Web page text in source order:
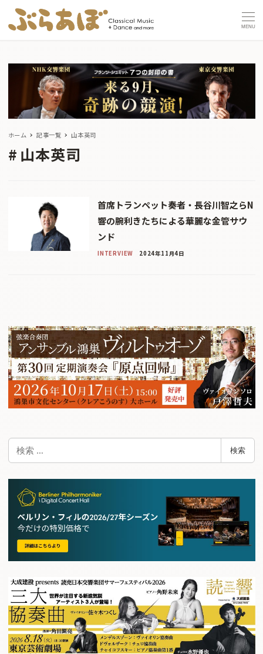
MENU
ホーム 記事一覧 山本英司
山本英司
首席トランペット奏者・長谷川智之らN
響の腕利きたちによる華麗な金管サウ
ンド
INTERVIEW 2024年11月4日
検
検索